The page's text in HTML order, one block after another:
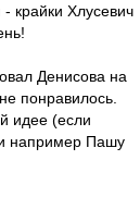
крайки Хлусевич
Денисова на
понравилось.
идее (если
например Пашу